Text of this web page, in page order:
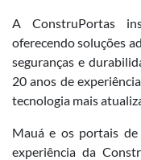
A ConstruPortas
oferecendo soluções
seguranças e
20 anos de
tecnologia mais
Mauá e os portais
experiência da